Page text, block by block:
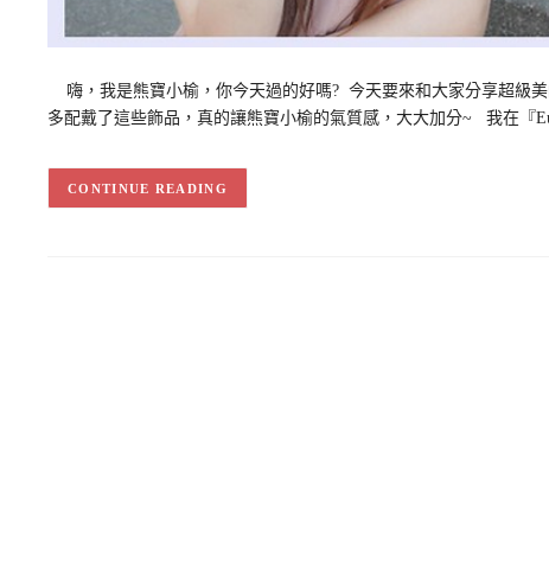
嗨，我是熊寶小榆，你今天過的好嗎? 今天要來和大家分享超級
多配戴了這些飾品，真的讓熊寶小榆的氣質感，大大加分~ 我在『
CONTINUE READING